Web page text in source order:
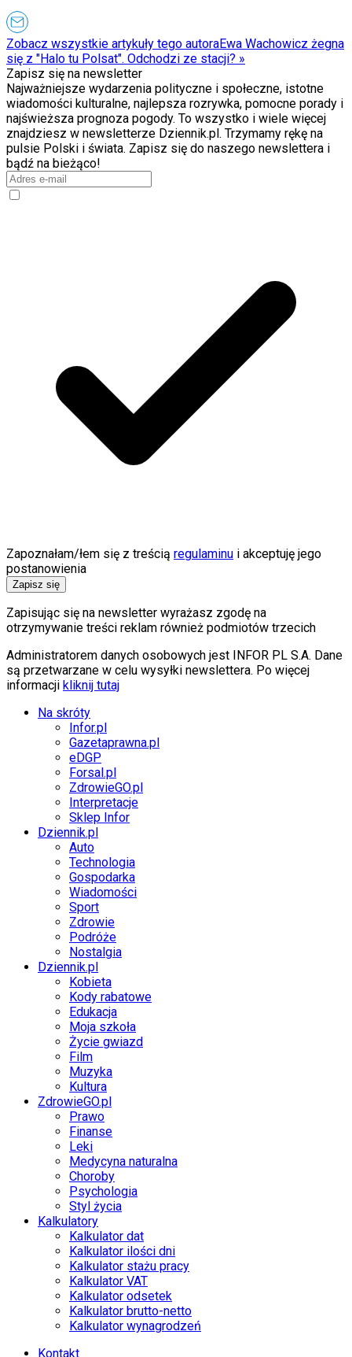
Zobacz wszystkie artykuły tego autoraEwa Wachowicz żegna
się z "Halo tu Polsat". Odchodzi ze stacji? »
Zapisz się na newsletter
Najważniejsze wydarzenia polityczne i społeczne, istotne
wiadomości kulturalne, najlepsza rozrywka, pomocne porady i
najświeższa prognoza pogody. To wszystko i wiele więcej
znajdziesz w newsletterze Dziennik.pl. Trzymamy rękę na
pulsie Polski i świata. Zapisz się do naszego newslettera i
bądź na bieżąco!
Zapoznałam/łem się z treścią regulaminu i akceptuję jego
postanowienia
Zapisz się
Zapisując się na newsletter wyrażasz zgodę na
otrzymywanie treści reklam również podmiotów trzecich
Administratorem danych osobowych jest INFOR PL S.A. Dane
są przetwarzane w celu wysyłki newslettera. Po więcej
informacji kliknij tutaj
Na skróty
Infor.pl
Gazetaprawna.pl
eDGP
Forsal.pl
ZdrowieGO.pl
Interpretacje
Sklep Infor
Dziennik.pl
Auto
Technologia
Gospodarka
Wiadomości
Sport
Zdrowie
Podróże
Nostalgia
Dziennik.pl
Kobieta
Kody rabatowe
Edukacja
Moja szkoła
Życie gwiazd
Film
Muzyka
Kultura
ZdrowieGO.pl
Prawo
Finanse
Leki
Medycyna naturalna
Choroby
Psychologia
Styl życia
Kalkulatory
Kalkulator dat
Kalkulator ilości dni
Kalkulator stażu pracy
Kalkulator VAT
Kalkulator odsetek
Kalkulator brutto-netto
Kalkulator wynagrodzeń
Kontakt